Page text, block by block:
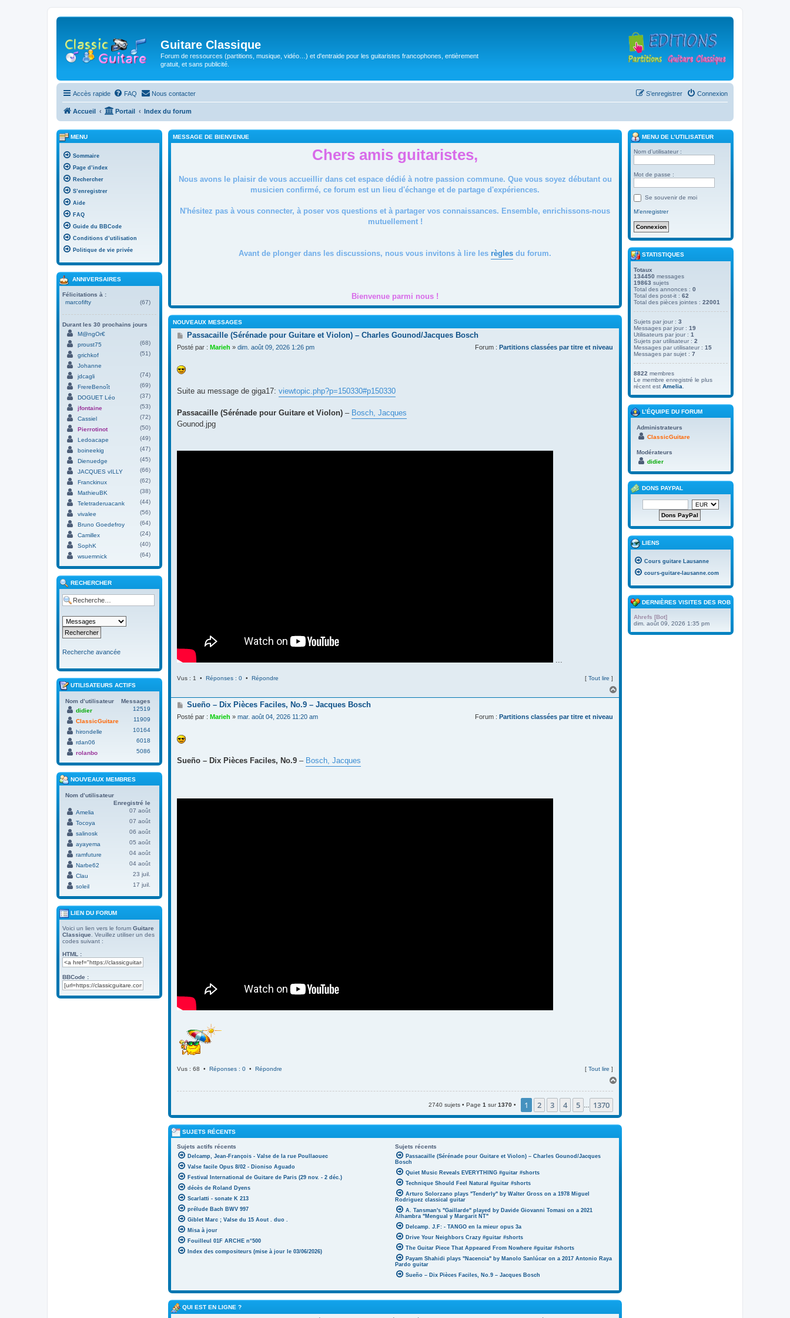
Guitare Classique
Forum de ressources (partitions, musique, vidéo…) et d'entraide pour les guitaristes francophones, entièrement
gratuit, et sans publicité.
Accès rapide FAQ Nous contacter Connexion
S’enregistrer
Accueil Portail Index du forum
MESSAGE DE BIENVENUE
Chers amis guitaristes,
Nous avons le plaisir de vous accueillir dans cet espace dédié à notre passion commune. Que vous soyez débutant ou
musicien confirmé, ce forum est un lieu d'échange et de partage d'expériences.
N'hésitez pas à vous connecter, à poser vos questions et à partager vos connaissances. Ensemble, enrichissons-nous
mutuellement !
Avant de plonger dans les discussions, nous vous invitons à lire les règles du forum.
Bienvenue parmi nous !
NOUVEAUX MESSAGES
M
s
a
g
Passacaille (Sérénade pour Guitare et Violon) – Charles Gounod/Jacques Bosch
Posté par : Marieh » dim. août 09, 2026 1:26 pm Forum : Partitions classées par titre et niveau
Suite au message de giga17: viewtopic.php?p=150330#p150330
Passacaille (Sérénade pour Guitare et Violon) – Bosch, Jacques
Gounod.jpg
...
Vus : 1 • Réponses : 0 • Répondre [ Tout lire ]
a
M
s
a
g
Sueño – Dix Pièces Faciles, No.9 – Jacques Bosch
Posté par : Marieh » mar. août 04, 2026 11:20 am Forum : Partitions classées par titre et niveau
Sueño – Dix Pièces Faciles, No.9 – Bosch, Jacques
Vus : 68 • Réponses : 0 • Répondre [ Tout lire ]
2740 sujets • Page 1 sur1370 • 1 2 3 4 5 1370
SUJETS RÉCENTS
Sujets actifs récents Sujets récents
Delcamp, Jean-François - Valse de la rue Poullaouec
Valse facile Opus 8/02 - Dioniso Aguado
Festival International de Guitare de Paris (29 nov. - 2 déc.)
décès de Roland Dyens
Scarlatti - sonate K 213
prélude Bach BWV 997
Giblet Marc ; Valse du 15 Aout . duo .
Misa à jour
Fouilleul 01F ARCHE n°500
Index des compositeurs (mise à jour le 03/06/2026)
Passacaille (Sérénade pour Guitare et Violon) – Charles Gounod/Jacques
Bosch
Quiet Music Reveals EVERYTHING #guitar #shorts
Technique Should Feel Natural #guitar #shorts
Arturo Solorzano plays "Tenderly" by Walter Gross on a 1978 Miguel
Rodriguez classical guitar
A. Tansman's "Gaillarde" played by Davide Giovanni Tomasi on a 2021
Alhambra "Mengual y Margarit NT"
Delcamp. J.F: - TANGO en la mieur opus 3a
Drive Your Neighbors Crazy #guitar #shorts
The Guitar Piece That Appeared From Nowhere #guitar #shorts
Payam Shahidi plays "Nacencia" by Manolo Sanlúcar on a 2017 Antonio Raya
Pardo guitar
Sueño – Dix Pièces Faciles, No.9 – Jacques Bosch
QUI EST EN LIGNE ?
MENU
Sommaire
Page d’index
Rechercher
S’enregistrer
Aide
FAQ
Guide du BBCode
Conditions d’utilisation
Politique de vie privée
ANNIVERSAIRES
Félicitations à :
marcofifty
(67)
Durant les 30 prochains jours
M@ngOr€
proust75
(68)
grichkof
(51)
Johanne
jdcagli
(74)
FrereBenoît
(69)
DOGUET Léo
(37)
jfontaine
(53)
Cassiel
(72)
Pierrotinot
(50)
Ledoacape
(49)
boineekig
(47)
Dienuedge
(45)
JACQUES vILLY
(66)
Franckinux
(62)
MathieuBK
(38)
Teletraderuacank
(44)
vivalee
(56)
Bruno Goedefroy
(64)
Camillex
(24)
SophK
(40)
wsuemnick
(64)
RECHERCHER
Recherche avancée
UTILISATEURS ACTIFS
Nom d’utilisateur
Messages
didier
12519
ClassicGuitare
11909
hirondelle
10164
rdan06
6018
rolanbo
5086
NOUVEAUX MEMBRES
Nom d’utilisateur
Enregistré le
Amelia
07 août
Tocoya
07 août
salinosk
06 août
ayayema
05 août
ramfuture
04 août
Narbe62
04 août
Clau
23 juil.
soleil
17 juil.
LIEN DU FORUM
Voici un lien vers le forum Guitare
Classique . Veuillez utiliser un des
codes suivant :
HTML :
BBCode :
MENU DE L’UTILISATEUR
Nom d’utilisateur :
Mot de passe :
Se souvenir de moi
M’enregistrer
STATISTIQUES
Totaux
134450 messages
19863 sujets
Total des annonces : 0
Total des post-it : 62
Total des pièces jointes : 22001
Sujets par jour : 3
Messages par jour : 19
Utilisateurs par jour : 1
Sujets par utilisateur : 2
Messages par utilisateur : 15
Messages par sujet : 7
8822 membres
Le membre enregistré le plus
récent est Amelia
L’ÉQUIPE DU FORUM
Administrateurs
ClassicGuitare
Modérateurs
didier
DONS PAYPAL
LIENS
Cours guitare Lausanne
cours-guitare-lausanne.com
DERNIÈRES VISITES DES ROBOTS
Ahrefs [Bot]
dim. août 09, 2026 1:35 pm